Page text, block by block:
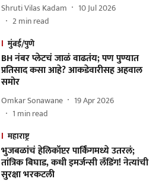
Shruti Vilas Kadam
10 Jul 2026
2min read
मुंबई/पुणे
BH नंबर प्लेटचं जाळं वाढतंय; पण पुण्यात
प्रतिसाद कसा आहे? आकडेवारीसह अहवाल
समोर
Omkar Sonawane
19 Apr 2026
1 min read
महाराष्ट्र
भुजबळांचं हेलिकॉप्टर पार्किंगमध्ये उतरलं;
तांत्रिक बिघाड, कधी इमर्जन्सी लँडिंग! नेत्यांची
सुरक्षा भरकटली